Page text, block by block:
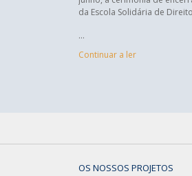
da Escola Solidária de Direito
...
Continuar a ler
OS NOSSOS PROJETOS